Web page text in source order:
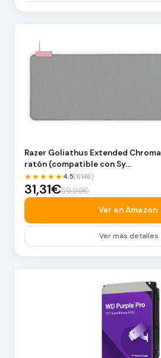
Razer Goliathus Extended
ratón (compatible con Sy…
★★★★★ 4.5(6148)
31,31€59,99€
Ver en Amazon
Ver más